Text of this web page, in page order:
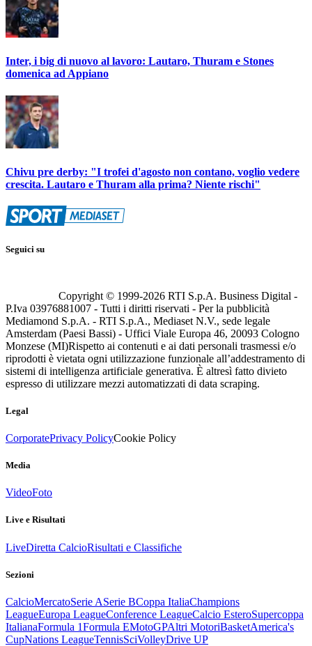
Inter, i big di nuovo al lavoro: Lautaro, Thuram e Stones
domenica ad Appiano
Chivu pre derby: "I trofei d'agosto non contano, voglio vedere
crescita. Lautaro e Thuram alla prima? Niente rischi"
Seguici su
Copyright © 1999-2026 RTI S.p.A. Business Digital -
P.Iva 03976881007 - Tutti i diritti riservati - Per la pubblicità
Mediamond S.p.A. - RTI S.p.A., Mediaset N.V., sede legale
Amsterdam (Paesi Bassi) - Uffici Viale Europa 46, 20093 Cologno
Monzese (MI)Rispetto ai contenuti e ai dati personali trasmessi e/o
riprodotti è vietata ogni utilizzazione funzionale all’addestramento di
sistemi di intelligenza artificiale generativa. È altresì fatto divieto
espresso di utilizzare mezzi automatizzati di data scraping.
Legal
CorporatePrivacy PolicyCookie Policy
Media
VideoFoto
Live e Risultati
LiveDiretta CalcioRisultati e Classifiche
Sezioni
CalcioMercatoSerie ASerie BCoppa ItaliaChampions
LeagueEuropa LeagueConference LeagueCalcio EsteroSupercoppa
ItalianaFormula 1Formula EMotoGPAltri MotoriBasketAmerica's
CupNations LeagueTennisSciVolleyDrive UP